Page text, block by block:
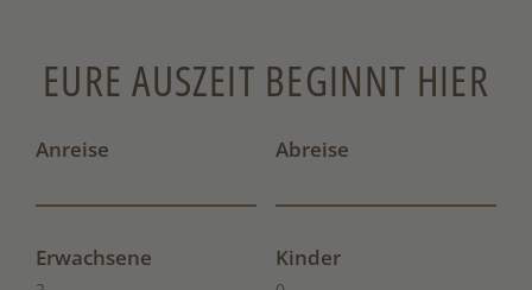
EURE AUSZEIT BEGINNT HIER
Anreise Abreise
Erwachsene Kinder